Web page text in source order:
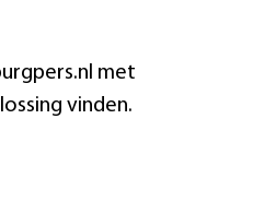
met
vinden.